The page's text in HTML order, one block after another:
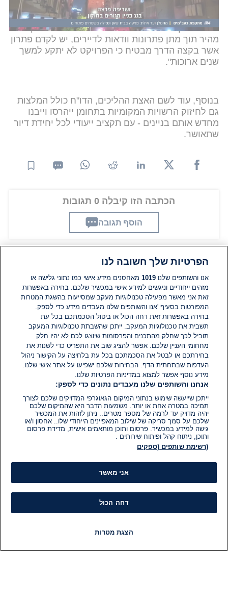
לפי מחברי הדו"ח, "יובהר כי דרך המלך היא קידום
הפרויקט ללא התערבות משמעותית של המדינה אך
בשל הרצון להבטיח את האינטרס הציבורי של שיקום
מהיר תוך מתן פתרונות וודאות לדיירים, יש לקדם פתרון
אשר בקצה הדרך מבטיח כי הפרויקט לא יתקע למשך
שנים ארוכות".
בנוסף, עוד לשם האצת ההליכים, הדו"ח כולל המלצות
גם לחיזוק הרשויות המקומיות בתחומן ייהרסו וייבנו
מחדש אותם בניינים - עם תקציב ייעודי לכל יחידת דיור
שתאושר.
הכתבה הזו קיבלה 0 תגובות
הוסף תגובה
תגובות
אין עדיין תגובות. היה הראשון להגיב
הוסף תגובה
הפרטיות שלך חשובה לנו
אנו והשותפים שלנו1019 מאחסנים מידע אישי כמו נתוני גלישה או
מזהים ייחודיים וניגשים למידע אישי במכשיר שלכם. בחירה באפשרות
זאת אני מאשר מפעילה טכנולוגיות מעקב שמסייעות בהשגת המטרות
המפורטות בסעיף 'אנו והשותפים שלנו מעבדים מידע כדי לספק.
בחירה באפשרות זאת דחה הכול או ביטול הסכמתכם בכל עת
תשבית את טכנולוגיות המעקב. ייתכן שהשבתת טכנולוגיות המעקב
תוביל לכך שחלק מהתכנים והפרסומות שיוצגו לכם לא יהיו חלק
מחחומי העניין שלכם. אפשר להציג שוב את התפריט כדי לשנות את
בחירתכם או לבטל את הסכמתכם בכל עת בלחיצה על הקישור ניהול
העדפות שבתחתית הדף. הבחירות שלכם ישפיעו על אתר אישי שלנו.
מידע נוסף אפשר למצוא במדיניות הפרטיות שלנו.
אנחנו והשותפים שלנו מעבדים נתונים כדי לספק:
ייתכן שייעשה שימוש בנתוני המיקום הגאוגרפי המדויקים שלכם לצורך
תמיכה במטרה אחת או יותר. משמעות הדבר היא שהמיקום שלכם
יהיה מדויק עד לרמה של מספר מטרים.. ניתן לזהות את המכשיר
שלכם על סמך סריקה של שילוב המאפיינים הייחודי שלו.. אחסון ו/או
גישה למידע במכשיר. פרסום ותוכן מותאמים אישית, מדידת פרסום
ותוכן, ניתוח קהל ופיתוח שירותים .
(רשימת שותפים (ספקים
אני מאשר
דחה הכול
הצגת מטרות